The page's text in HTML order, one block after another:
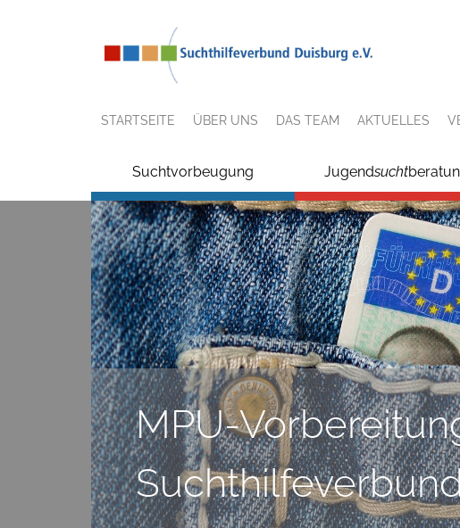
STARTSEITE ÜBER UNS DAS TEAM AKTUELLES
Suchtvorbeugung Jugendsucht
MPU-